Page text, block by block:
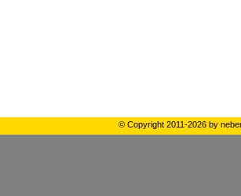
© Copyright 2011-2026 by